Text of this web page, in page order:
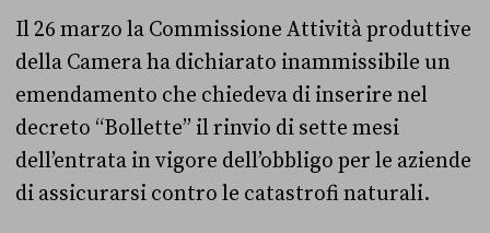
Il 26 marzo la Commissione Attività produttive
della Camera ha dichiarato inammissibile un
emendamento che chiedeva di inserire nel
decreto “Bollette” il rinvio di sette mesi
dell’entrata in vigore dell’obbligo per le aziende
di assicurarsi contro le catastrofi naturali.